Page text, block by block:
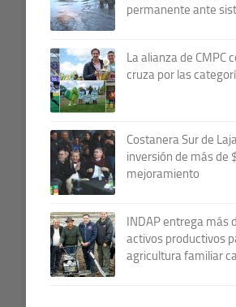
permanente ante
La alianza de CMPC
cruza por las
Costanera Sur de
inversión de más de
mejoramiento
INDAP entrega más
activos productivos
agricultura familiar